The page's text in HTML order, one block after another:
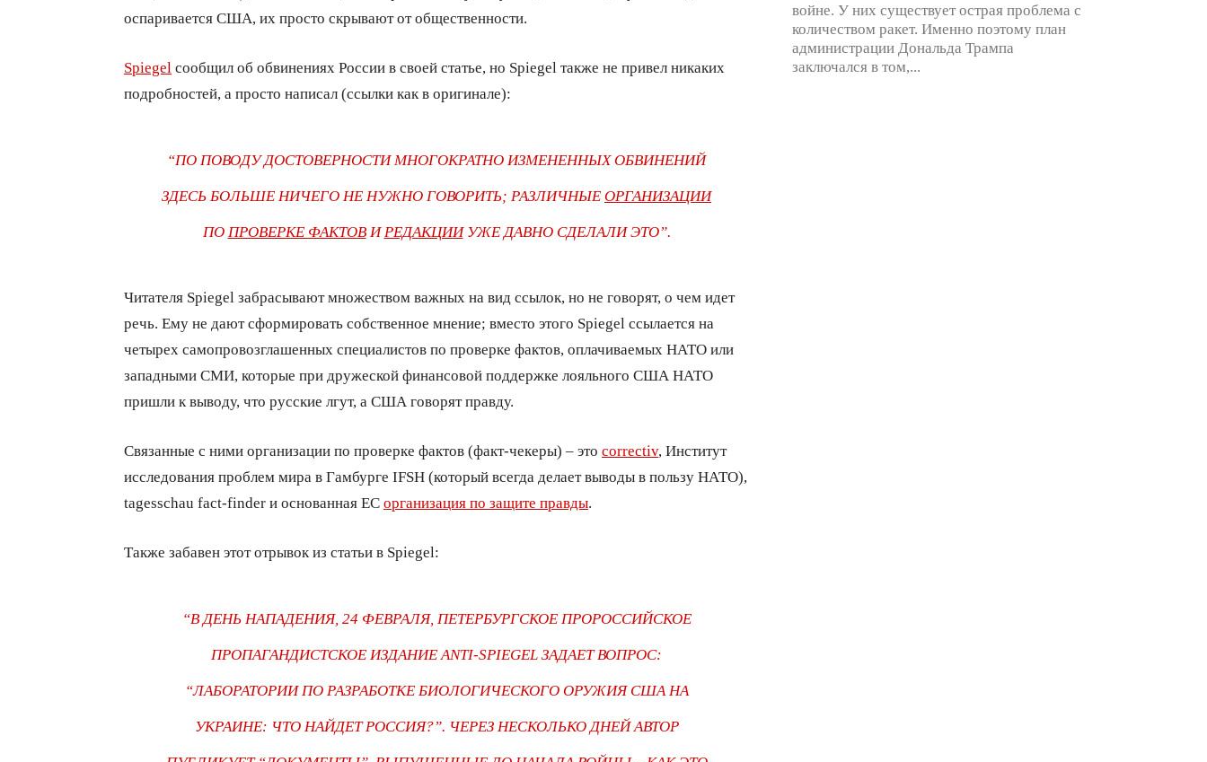
оспаривается США, их просто скрывают от общественности.
Spiegel сообщил об обвинениях России в своей статье, но Spiegel также не привел никаких
подробностей, а просто написал (ссылки как в оригинале):
“ПО ПОВОДУ ДОСТОВЕРНОСТИ МНОГОКРАТНО ИЗМЕНЕННЫХ ОБВИНЕНИЙ
ЗДЕСЬ БОЛЬШЕ НИЧЕГО НЕ НУЖНО ГОВОРИТЬ; РАЗЛИЧНЫЕ ОРГАНИЗАЦИИ
ПО ПРОВЕРКЕ ФАКТОВИ РЕДАКЦИИУЖЕ ДАВНО СДЕЛАЛИ ЭТО”.
Читателя Spiegel забрасывают множеством важных на вид ссылок, но не говорят, о чем идет
речь. Ему не дают сформировать собственное мнение; вместо этого Spiegel ссылается на
четырех самопровозглашенных специалистов по проверке фактов, оплачиваемых НАТО или
западными СМИ, которые при дружеской финансовой поддержке лояльного США НАТО
пришли к выводу, что русские лгут, а США говорят правду.
Связанные с ними организации по проверке фактов (факт-чекеры) – это correctiv, Институт
исследования проблем мира в Гамбурге IFSH (который всегда делает выводы в пользу НАТО),
tagesschau fact-finder и основанная ЕС организация по защите правды
Также забавен этот отрывок из статьи в Spiegel:
“В ДЕНЬ НАПАДЕНИЯ, 24 ФЕВРАЛЯ, ПЕТЕРБУРГСКОЕ ПРОРОССИЙСКОЕ
ПРОПАГАНДИСТСКОЕ ИЗДАНИЕ ANTI-SPIEGEL ЗАДАЕТ ВОПРОС:
“ЛАБОРАТОРИИ ПО РАЗРАБОТКЕ БИОЛОГИЧЕСКОГО ОРУЖИЯ США НА
УКРАИНЕ: ЧТО НАЙДЕТ РОССИЯ?”. ЧЕРЕЗ НЕСКОЛЬКО ДНЕЙ АВТОР
войне. У них существует острая проблема с
количеством ракет. Именно поэтому план
администрации Дональда Трампа
заключался в том,...